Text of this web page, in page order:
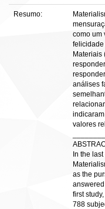
Resumo:
como um
felicidade
Materiais
análises
valores
In the
as the
first
788